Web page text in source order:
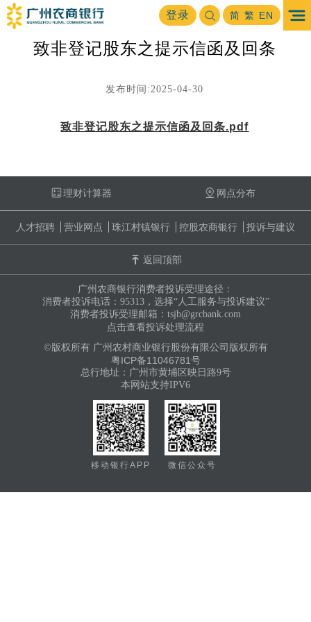
登录 简 繁 EN
首页 > 投资者关系> >临时公告
致非登记股东之提示信函及回条
发布时间:2025-04-30
致非登记股东之提示信函及回条.pdf
理财计算器 网点分布
人才招聘 营业网点 珠江村镇银行 控股农商银行 投诉与建议
返回顶部
广州农商银行消费者投诉受理途径：
消费者投诉电话：95313，选择“人工服务与投诉建议”
消费者投诉受理邮箱：tsjb@grcbank.com
点击查看投诉处理流程
©版权所有 广州农村商业银行股份有限公司版权所有
粤ICP备11046781号
总行地址：广州市黄埔区映日路9号
本网站支持IPV6
移动银行APP 微信公众号